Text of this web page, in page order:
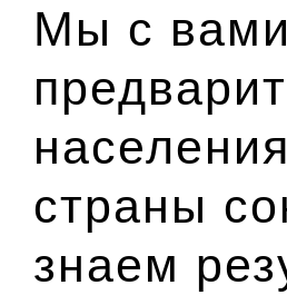
Мы с
страны
знаем